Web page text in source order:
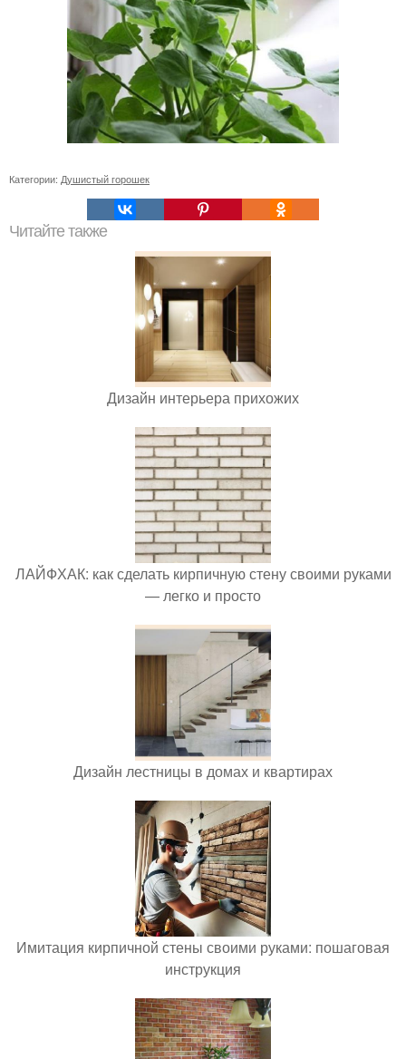
Категории: Душистый горошек
Читайте также
Дизайн интерьера прихожих
ЛАЙФХАК: как сделать кирпичную стену своими руками
— легко и просто
Дизайн лестницы в домах и квартирах
Имитация кирпичной стены своими руками: пошаговая
инструкция